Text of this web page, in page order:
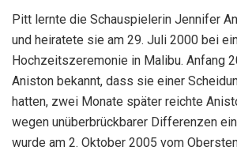
Pitt lernte die Schauspielerin Jennifer
und heiratete sie am 29. Juli 2000 bei
Hochzeitszeremonie in Malibu. Anfang
Aniston bekannt, dass sie einer
hatten, zwei Monate später reichte
wegen unüberbrückbarer Differenzen
wurde am 2. Oktober 2005 vom